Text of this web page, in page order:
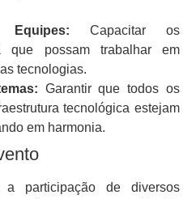
Equipes: Capacitar os
que possam trabalhar em
tecnologias.
Garantir que todos os
tecnológica estejam
em harmonia.
participação de diversos